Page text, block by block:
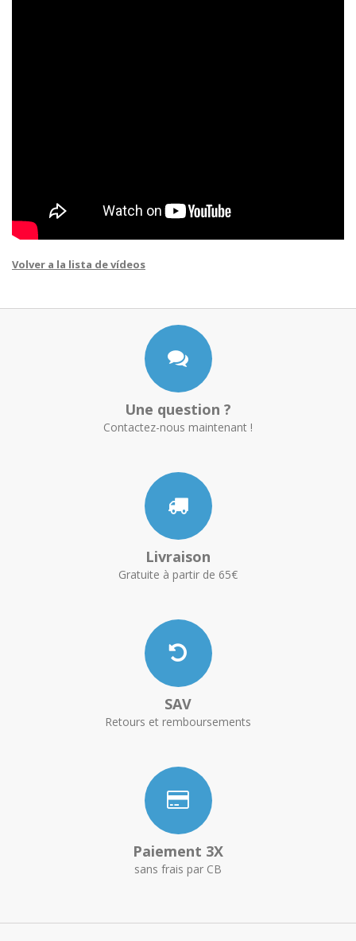
Volver a la lista de vídeos
Une question ?
Contactez-nous maintenant !
Livraison
Gratuite à partir de 65€
SAV
Retours et remboursements
Paiement 3X
sans frais par CB